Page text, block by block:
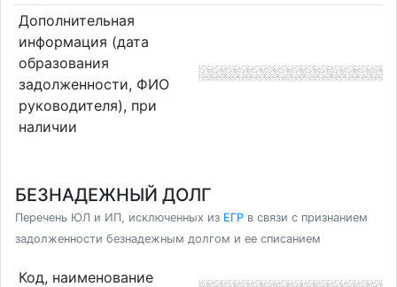
Дополнительная
информация (дата
образования
задолженности, ФИО
руководителя), при
наличии
БЕЗНАДЕЖНЫЙ ДОЛГ
Перечень ЮЛ и ИП, исключенных из ЕГР в связи с признанием
задолженности безнадежным долгом и ее списанием
Код, наименование